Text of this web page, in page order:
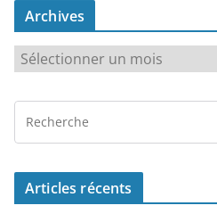
Archives
r
c
i
Articles récents